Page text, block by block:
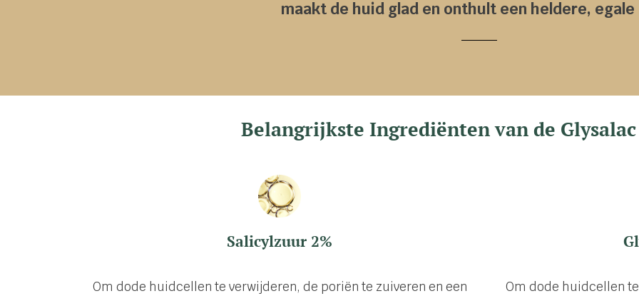
maakt de huid glad en onthult een heldere,
Belangrijkste Ingrediënten van de
Salicylzuur 2%
Om dode huidcellen te verwijderen, de poriën te zuiveren en een
Om dode huidcellen